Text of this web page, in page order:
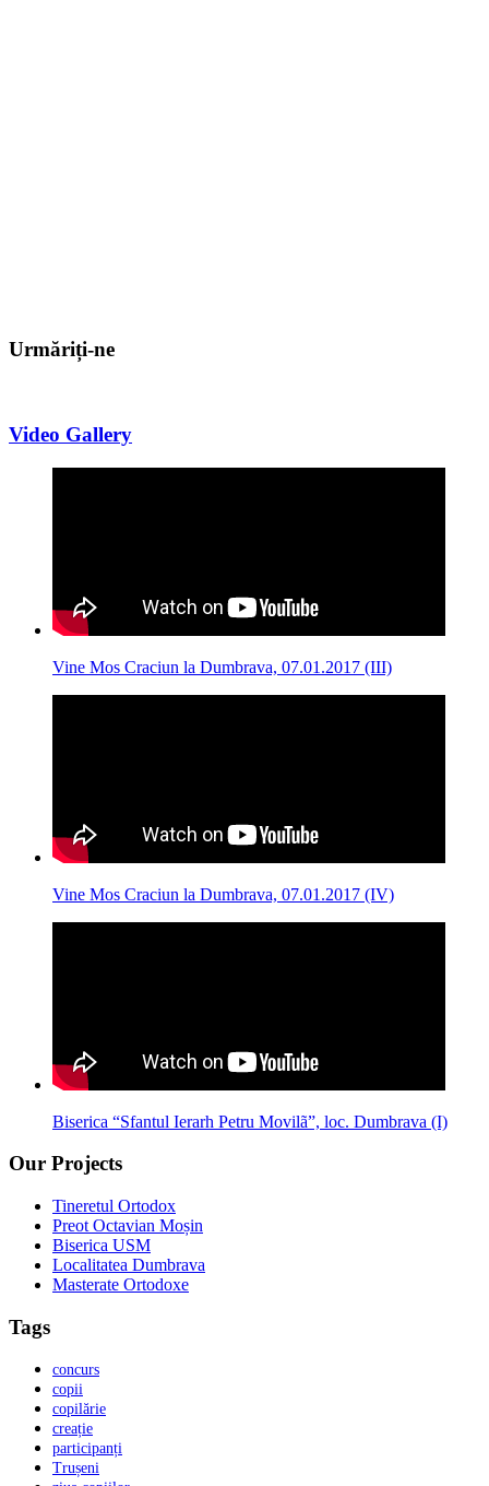
Urmăriți-ne
Video Gallery
Vine Mos Craciun la Dumbrava, 07.01.2017 (III)
Vine Mos Craciun la Dumbrava, 07.01.2017 (IV)
Biserica “Sfantul Ierarh Petru Movilã”, loc. Dumbrava (I)
Our Projects
Tineretul Ortodox
Preot Octavian Moșin
Biserica USM
Localitatea Dumbrava
Masterate Ortodoxe
Tags
concurs
copii
copilărie
creație
participanți
Trușeni